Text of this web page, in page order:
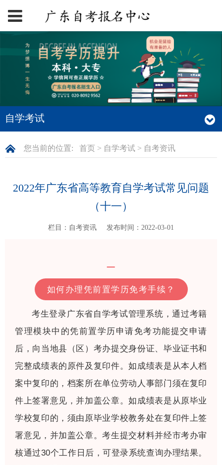
自学考试
您当前的位置: 首页> 自学考试 > 自考资讯
2022年广东省高等教育自学考试常见问题
（十一）
栏目：自考资讯 发布时间：2022-03-01
一
如何办理凭前置学历免考手续？
考生登录广东省自学考试管理系统，通过考籍
管理模块中的凭前置学历申请免考功能提交申请
后，向当地县（区）考办提交身份证、毕业证书和
完整成绩表的原件及复印件。如成绩表是从本人档
案中复印的，档案所在单位劳动人事部门须在复印
件上签署意见，并加盖公章。如成绩表是从原毕业
学校复印的，须由原毕业学校教务处在复印件上签
署意见，并加盖公章。考生提交材料并经市考办审
核通过30个工作日后，可登录系统查询办理结果。